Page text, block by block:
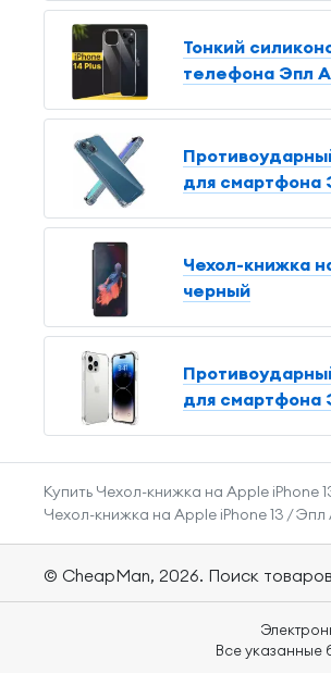
Тонкий
телефона Эпл
для смартфона
Чехол-книжка
черный
для смартфона
Купить Чехол-книжка на Apple iPhone
Чехол-книжка на Apple iPhone 13 /
© CheapMan, 2026. Поиск
Все указанные